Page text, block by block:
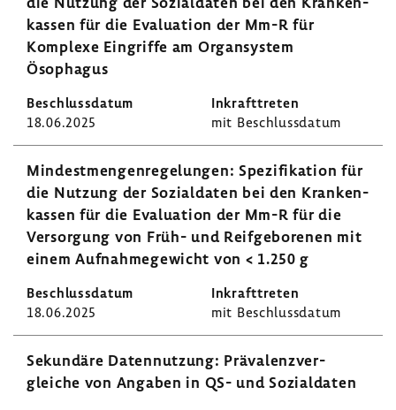
kassen für die Evalua­tion der Mm-R für
Komplexe Eingriffe am Organ­system
Ösophagus
18.06.2025 mit Beschluss­datum
Mindest­men­gen­re­ge­lungen: Spezi­fi­ka­tion für
die Nutzung der Sozi­al­daten bei den Kran­ken­
kassen für die Evalua­tion der Mm-R für die
Versor­gung von Früh- und Reif­ge­bo­renen mit
einem Aufnah­me­ge­wicht von < 1.250 g
18.06.2025 mit Beschluss­datum
Sekun­däre Daten­nut­zung: Präva­lenz­ver­
gleiche von Angaben in QS- und Sozi­al­daten